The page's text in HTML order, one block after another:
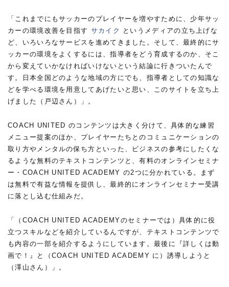
「これまでにもサッカーのプレイヤーを増やすために、少年サッ
カーの環境改善を目指す サカイク
というメディアの立ち上げな
ど、いろいろなサービスを進めてきました。そして、最終的にサ
ッカーの環境をよくするには、指導者をどう育成するのか、そこ
から変えていかなければいけないという結論に行きついたんで
す。日本全国どのような地域の方にでも、指導者としての知識な
どを学べる環境を用意してあげたいと思い、このサイトを立ち上
げました（戸辺さん）」。
COACH UNITED のコンテンツは大きく分けて、具体的な練習
メニュー提案のほか、プレイヤーたちとのコミュニケーションの
取り方やメンタルの保ち方といった、ビジネスの参考にしたくな
るような無料のテキストコンテンツと、有料のオンラインセミナ
ー・COACH UNITED ACADEMY の2つに分かれている。まず
は無料で有益な情報を提供し、最終的にオンラインセミナー受講
に落とし込む仕組みだ。
「（COACH UNITED ACADEMYのセミナーでは）具体的に役
立つスキルなどを紹介しているんですが、テキストコンテンツで
も内容の一部を紹介するようにしています。最後に『詳しくは動
画で！』と（COACH UNITED ACADEMY に）誘導しようと
（澤山さん）」。